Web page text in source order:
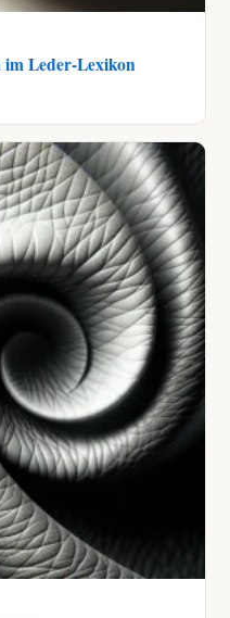
Leder-Lexikon